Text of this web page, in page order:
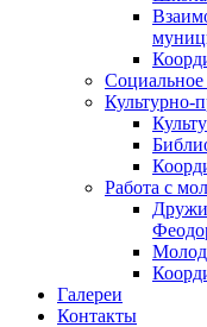
Культурно-
Работа с
Галереи
Контакты